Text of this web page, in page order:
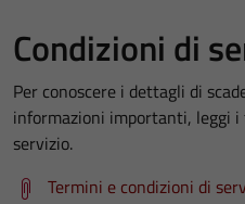
Condizioni di
Per conoscere i dettagli di
informazioni importanti, leggi
servizio.
Termini e condizioni di